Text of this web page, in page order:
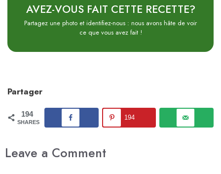
AVEZ-VOUS FAIT CETTE RECETTE?
Partagez une photo et identifiez-nous : nous avons hâte de voir
ce que vous avez fait !
Partager
194
SHARES
194
Leave a Comment